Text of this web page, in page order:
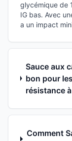
glycémique de
IG bas. Avec
a un impact
Sauce aux
bon pour
résistance
Comment